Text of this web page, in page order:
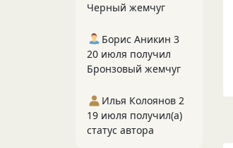
Черный жемчуг
Борис Аникин 3
20 июля получил
Бронзовый жемчуг
Илья Колоянов 2
19 июля получил(а)
статус автора